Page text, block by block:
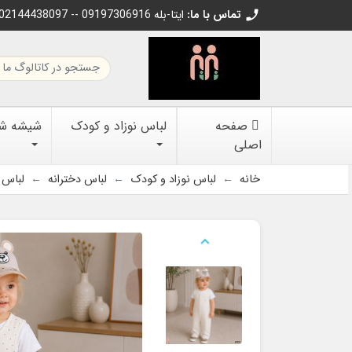
call تماس با ما: 02144438097 -- 09197306916 ایتا-بله
صفحه
اصلی
لباس نوزاد و کودک شیشه
خانه لباس نوزاد و کودک لباس دخترانه
